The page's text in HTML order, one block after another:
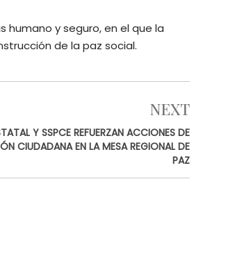
humano y seguro, en el que la
de la paz social.
NEXT
Y SSPCE REFUERZAN ACCIONES DE
CIUDADANA EN LA MESA REGIONAL DE
PAZ